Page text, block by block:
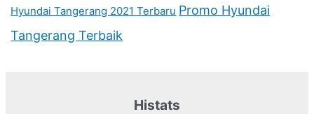
Hyundai Tangerang 2021 Terbaru Promo Hyundai
Tangerang Terbaik
Histats